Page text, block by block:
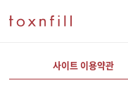
사이트 이용약관